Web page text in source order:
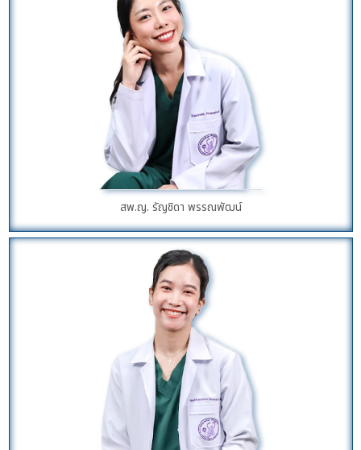
สพ.ญ. รัญชิดา พรรณพัฒน์